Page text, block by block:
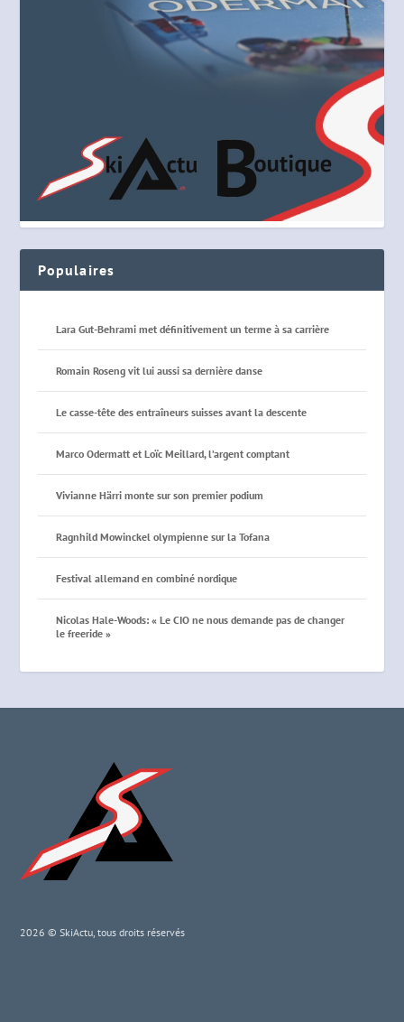
Populaires
Lara Gut-Behrami met définitivement un terme à sa carrière
Romain Roseng vit lui aussi sa dernière danse
Le casse-tête des entraîneurs suisses avant la descente
Marco Odermatt et Loïc Meillard, l’argent comptant
Vivianne Härri monte sur son premier podium
Ragnhild Mowinckel olympienne sur la Tofana
Festival allemand en combiné nordique
Nicolas Hale-Woods: « Le CIO ne nous demande pas de changer
le freeride »
2026 © SkiActu, tous droits réservés